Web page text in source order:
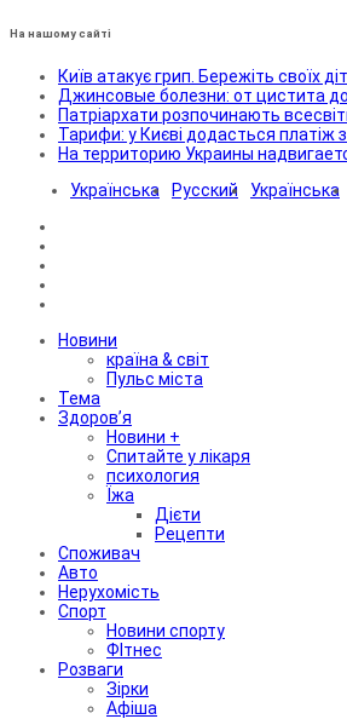
На нашому сайті
Київ атакує грип. Бережіть своїх
Джинсовые болезни: от цистита
Патріархати розпочинають
Тарифи: у Києві додасться платіж
На территорию Украины
Українська
Русский Українська
Новини
країна & світ
Пульс міста
Тема
Здоров’я
Новини +
Спитайте у лікаря
психология
Їжа
Дієти
Рецепти
Споживач
Авто
Нерухомість
Спорт
Новини спорту
ФІтнес
Розваги
Зірки
Афіша